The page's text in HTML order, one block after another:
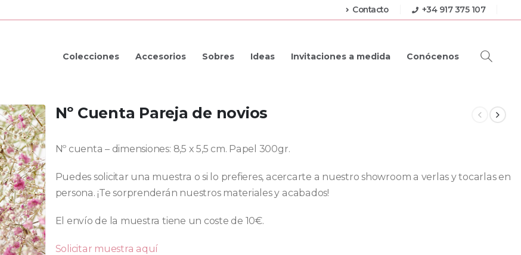
Contacto +34 917 375 107
Colecciones Accesorios Sobres Ideas Invitaciones a medida Conócenos
Nº Cuenta Pareja de novios
Nº cuenta – dimensiones: 8,5 x 5,5 cm. Papel 300gr.
Puedes solicitar una muestra o si lo prefieres, acercarte a nuestro showroom a verlas y tocarlas en
persona. ¡Te sorprenderán nuestros materiales y acabados!
El envío de la muestra tiene un coste de 10€.
Solicitar muestra aquí